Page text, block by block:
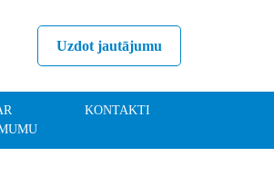
Uzdot jautājumu
KONTAKTI